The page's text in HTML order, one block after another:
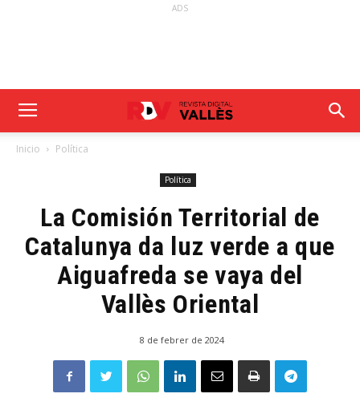
ADS
Inicio Política
Política
La Comisión Territorial de
Catalunya da luz verde a que
Aiguafreda se vaya del
Vallès Oriental
8 de febrer de 2024